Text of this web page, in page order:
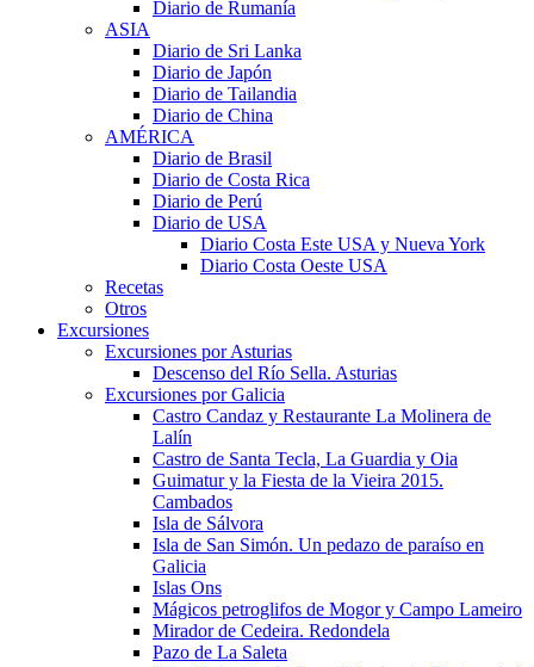
Diario de Rumanía
ASIA
Diario de Sri Lanka
Diario de Japón
Diario de Tailandia
Diario de China
AMÉRICA
Diario de Brasil
Diario de Costa Rica
Diario de Perú
Diario de USA
Diario Costa Este USA y Nueva York
Diario Costa Oeste USA
Recetas
Otros
Excursiones
Excursiones por Asturias
Descenso del Río Sella. Asturias
Excursiones por Galicia
Castro Candaz y Restaurante La Molinera de
Lalín
Castro de Santa Tecla, La Guardia y Oia
Guimatur y la Fiesta de la Vieira 2015.
Cambados
Isla de Sálvora
Isla de San Simón. Un pedazo de paraíso en
Galicia
Islas Ons
Mágicos petroglifos de Mogor y Campo Lameiro
Mirador de Cedeira. Redondela
Pazo de La Saleta